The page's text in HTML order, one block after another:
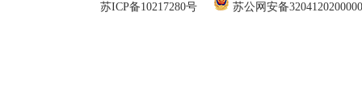
苏ICP备10217280号
苏公网安备